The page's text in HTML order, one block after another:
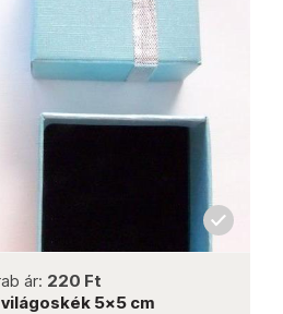
ár: 220 Ft
5x5 cm